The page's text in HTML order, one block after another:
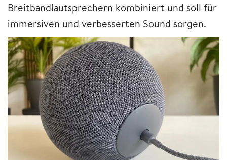
Breitbandlautsprechern kombiniert und soll für
immersiven und verbesserten Sound sorgen.